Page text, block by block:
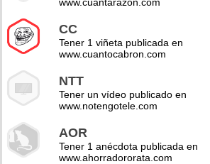
CC
Tener 1 viñeta publicada en
www.cuantocabron.com
NTT
Tener un vídeo publicado en
www.notengotele.com
AOR
Tener 1 anécdota publicada en
www.ahorradororata.com